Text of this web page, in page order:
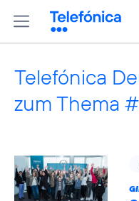
Telefónica
zum Thema